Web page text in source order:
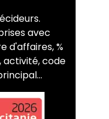
avec
d'affaires, %
activité, code